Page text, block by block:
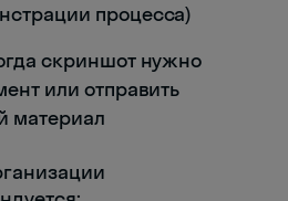
процесса)
скриншот нужно
или отправить
материал